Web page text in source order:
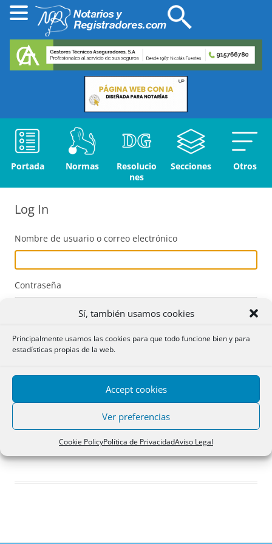
Sí, también usamos cookies
Principalmente usamos las cookies para que todo funcione bien y para
estadísticas propias de la web.
Accept cookies
Ver preferencias
Cookie PolicyPolítica de PrivacidadAviso Legal
Portada Normas
Resolucio
nes
Secciones Otros
Log In
Nombre de usuario o correo electrónico
Contraseña
Acceder
Registro
¿Has olvidado tu contraseña?